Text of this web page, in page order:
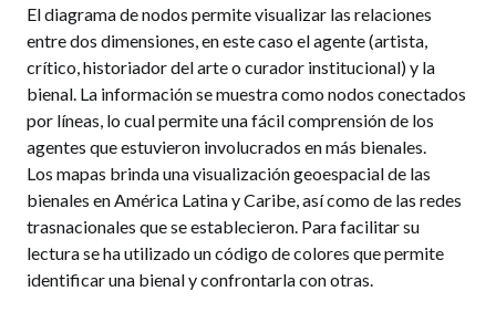
El diagrama de nodos permite visualizar las relaciones
entre dos dimensiones, en este caso el agente (artista,
crítico, historiador del arte o curador institucional) y la
bienal. La información se muestra como nodos conectados
por líneas, lo cual permite una fácil comprensión de los
agentes que estuvieron involucrados en más bienales.
Los mapas brinda una visualización geoespacial de las
bienales en América Latina y Caribe, así como de las redes
trasnacionales que se establecieron. Para facilitar su
lectura se ha utilizado un código de colores que permite
identificar una bienal y confrontarla con otras.